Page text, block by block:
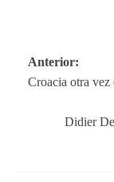
de
Anterior:
Croacia otra
Didier